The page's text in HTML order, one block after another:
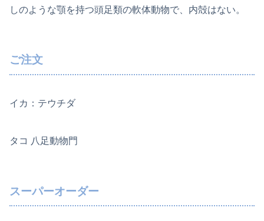
しのような顎を持つ頭足類の軟体動物で、内殻はない。
ご注文
イカ：テウチダ
タコ 八足動物門
スーパーオーダー